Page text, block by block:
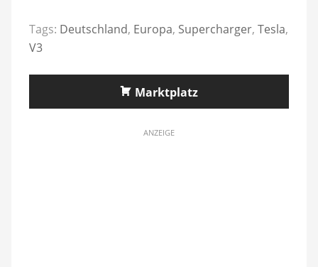
Tags: Deutschland, Europa, Supercharger, Tesla,
V3
Marktplatz
ANZEIGE